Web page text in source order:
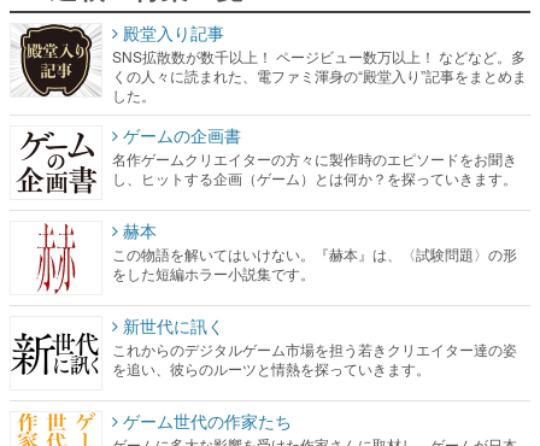
殿堂入り記事
SNS拡散数が数千以上！ ページビュー数万以上！ などなど。多
くの人々に読まれた、電ファミ渾身の“殿堂入り”記事をまとめま
した。
ゲームの企画書
名作ゲームクリエイターの方々に製作時のエピソードをお聞き
し、ヒットする企画（ゲーム）とは何か？を探っていきます。
赫本
この物語を解いてはいけない。『赫本』は、〈試験問題〉の形
をした短編ホラー小説集です。
新世代に訊く
これからのデジタルゲーム市場を担う若きクリエイター達の姿
を追い、彼らのルーツと情熱を探っていきます。
ゲーム世代の作家たち